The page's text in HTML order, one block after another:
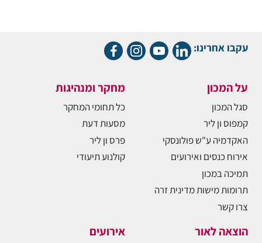
עקבו אחרינו:
על המכון
סגל המכון
קמפוס ון ליר
האקדמיה ע"ש פולונסקי
אירוח כנסים ואירועים
תמיכה במכון
תרומות מישות מדינית זרה
צרו קשר
מחקר ומנהיגות
כל תחומי המחקר
מסעות דעת
פרס ון ליר
קולנוע תיעודי
הוצאה לאור אירועים